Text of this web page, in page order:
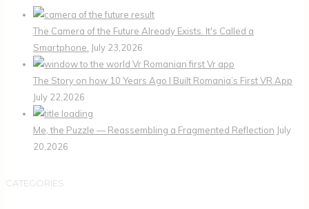
The Camera of the Future Already Exists. It's Called a
Smartphone. July 23,2026
The Story on how 10 Years Ago I Built Romania’s First VR App
July 22,2026
Me, the Puzzle — Reassembling a Fragmented Reflection July
20,2026
CATEGORIES